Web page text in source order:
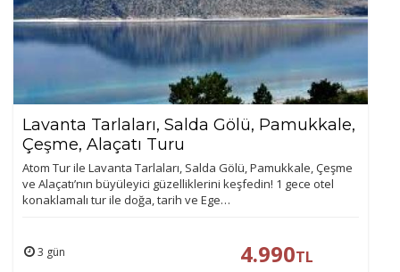
Lavanta Tarlaları, Salda Gölü, Pamukkale,
Çeşme, Alaçatı Turu
Atom Tur ile Lavanta Tarlaları, Salda Gölü, Pamukkale, Çeşme
ve Alaçatı’nın büyüleyici güzelliklerini keşfedin! 1 gece otel
konaklamalı tur ile doğa, tarih ve Ege…
3 gün 4.990TL